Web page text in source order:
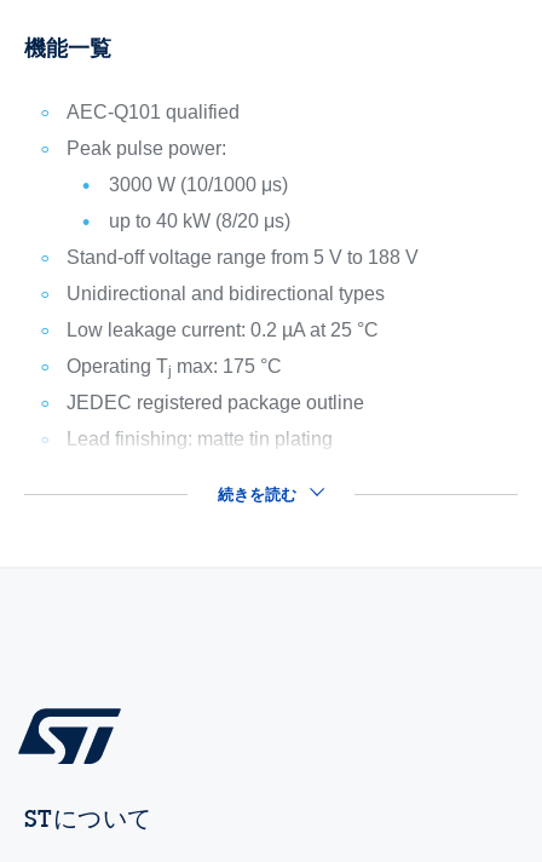
機能一覧
AEC-Q101 qualified
Peak pulse power:
3000 W (10/1000 μs)
up to 40 kW (8/20 μs)
Stand-off voltage range from 5 V to 188 V
Unidirectional and bidirectional types
Low leakage current: 0.2 µA at 25 °C
Operating Tj max: 175 °C
JEDEC registered package outline
Lead finishing: matte tin plating
続きを読む
STについて